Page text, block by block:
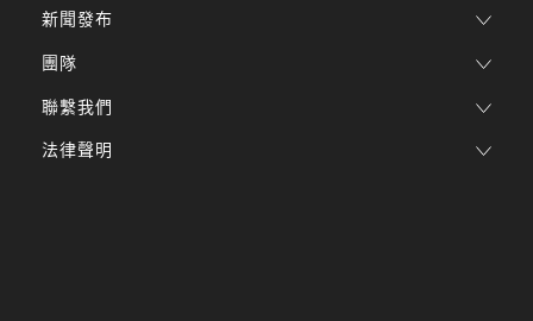
新聞發布
團隊
聯繫我們
法律聲明